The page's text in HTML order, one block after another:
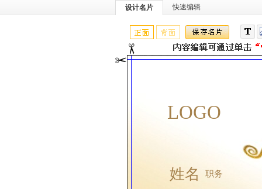
设计名片 快速编辑
姓名 职务
LOGO